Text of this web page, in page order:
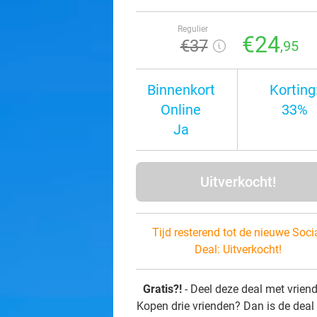
Regulier
€37 €24,95
Binnenkort
Online
Ja
33%
Uitverkocht!
Tijd resterend tot de nieuwe
Deal: Uitverkocht!
Gratis?! - Deel deze deal met
Kopen drie vrienden? Dan is de